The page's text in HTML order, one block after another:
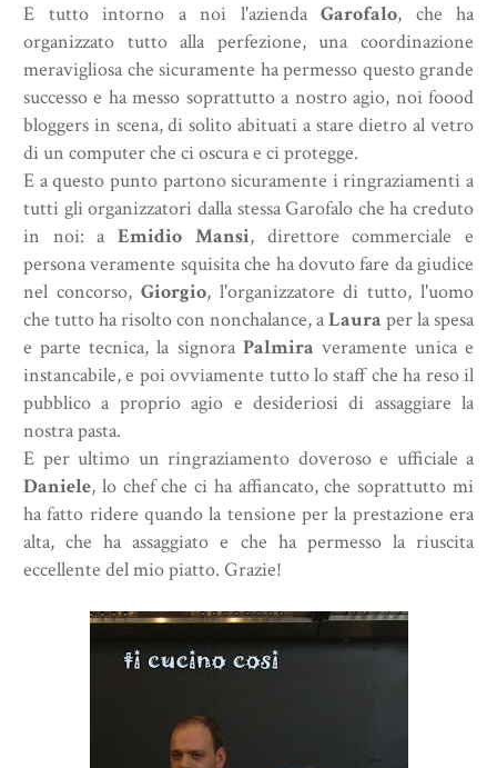
E tutto intorno a noi l'azienda Garofalo, che ha
organizzato tutto alla perfezione, una coordinazione
meravigliosa che sicuramente ha permesso questo grande
successo e ha messo soprattutto a nostro agio, noi foood
bloggers in scena, di solito abituati a stare dietro al vetro
di un computer che ci oscura e ci protegge.
E a questo punto partono sicuramente i ringraziamenti a
tutti gli organizzatori dalla stessa Garofalo che ha creduto
in noi: aEmidio Mansi, direttore commerciale e
persona veramente squisita che ha dovuto fare da giudice
nel concorso, Giorgio, l'organizzatore di tutto, l'uomo
che tutto ha risolto con nonchalance, aLaura per la spesa
e parte tecnica, la signora Palmira veramente unica e
instancabile, e poi ovviamente tutto lo staff che ha reso il
pubblico a proprio agio e desideriosi di assaggiare la
nostra pasta.
E per ultimo un ringraziamento doveroso e ufficiale a
Daniele, lo chef che ci ha affiancato, che soprattutto mi
ha fatto ridere quando la tensione per la prestazione era
alta, che ha assaggiato e che ha permesso la riuscita
eccellente del mio piatto. Grazie!